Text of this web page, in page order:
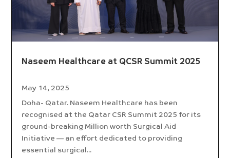
Naseem Healthcare at QCSR Summit 2025
May 14, 2025
Doha- Qatar. Naseem Healthcare has been
recognised at the Qatar CSR Summit 2025 for its
ground-breaking Million worth Surgical Aid
Initiative — an effort dedicated to providing
essential surgical...